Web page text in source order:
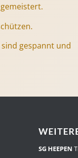
gespannt und
SG HEEPEN